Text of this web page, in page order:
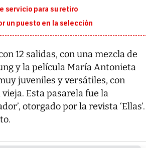
servicio para su retiro
un puesto en la selección
12 salidas, con una mezcla de
y la película María Antonieta
juveniles y versátiles, con
Esta pasarela fue la
otorgado por la revista ‘Ellas’.